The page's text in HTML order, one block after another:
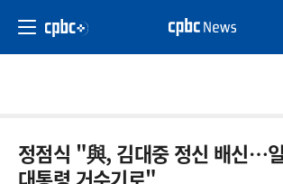
정점식 "與, 김대중 정신 배신…
대통령 거수기로"